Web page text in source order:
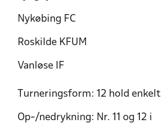
Nykøbing FC
Roskilde KFUM
Vanløse IF
Turneringsform: 12 hold enkelt
Op-/nedrykning: Nr. 11 og 12 i